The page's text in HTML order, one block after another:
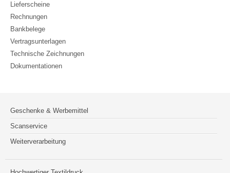
Lieferscheine
Rechnungen
Bankbelege
Vertragsunterlagen
Technische Zeichnungen
Dokumentationen
Geschenke & Werbemittel
Scanservice
Weiterverarbeitung